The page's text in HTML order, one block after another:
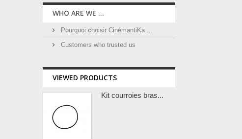
WHO ARE WE ...
Pourquoi choisir CinémantiKa ...
Customers who trusted us
VIEWED PRODUCTS
Kit courroies bras...